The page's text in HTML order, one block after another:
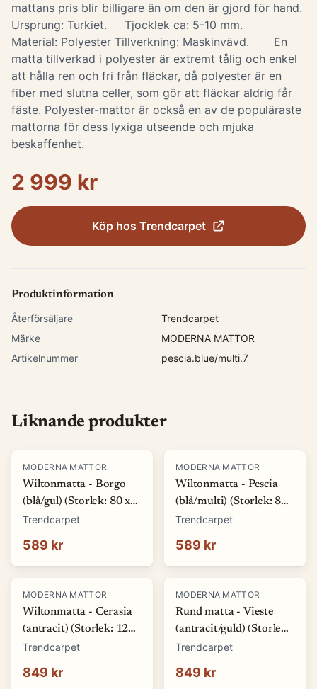
mattans pris blir billigare än om den är gjord för hand.
Ursprung: Turkiet. Tjocklek ca: 5-10 mm.
Material: Polyester Tillverkning: Maskinvävd. En
matta tillverkad i polyester är extremt tålig och enkel
att hålla ren och fri från fläckar, då polyester är en
fiber med slutna celler, som gör att fläckar aldrig får
fäste. Polyester-mattor är också en av de populäraste
mattorna för dess lyxiga utseende och mjuka
beskaffenhet.
2 999 kr
Köp hos Trendcarpet
Produktinformation
Återförsäljare
Trendcarpet
Märke
MODERNA MATTOR
Artikelnummer
pescia.blue/multi.7
Liknande produkter
MODERNA MATTOR
Wiltonmatta - Borgo
(blå/gul) (Storlek: 80 x
150 cm)
Trendcarpet
589 kr
MODERNA MATTOR
Wiltonmatta - Pescia
(blå/multi) (Storlek: 80
x 150 cm)
Trendcarpet
589 kr
MODERNA MATTOR
Wiltonmatta - Cerasia
(antracit) (Storlek: 120
round)
Trendcarpet
849 kr
MODERNA MATTOR
Rund matta - Vieste
(antracit/guld) (Storlek:
Ø 120 cm)
Trendcarpet
849 kr